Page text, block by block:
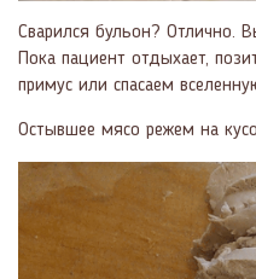
Сварился бульон? Отлично.
Пока пациент отдыхает,
примус или спасаем
Остывшее мясо режем на